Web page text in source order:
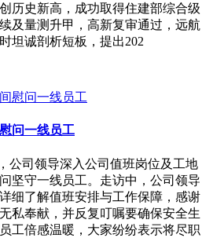
历史新高，成功取得住建部综合级
及量测升甲，高新复审通过，远航
坦诚剖析短板，提出202
问一线员工
公司领导深入公司值班岗位及工地
坚守一线员工。走访中，公司领导
细了解值班安排与工作保障，感谢
私奉献，并反复叮嘱要确保安全生
工倍感温暖，大家纷纷表示将尽职